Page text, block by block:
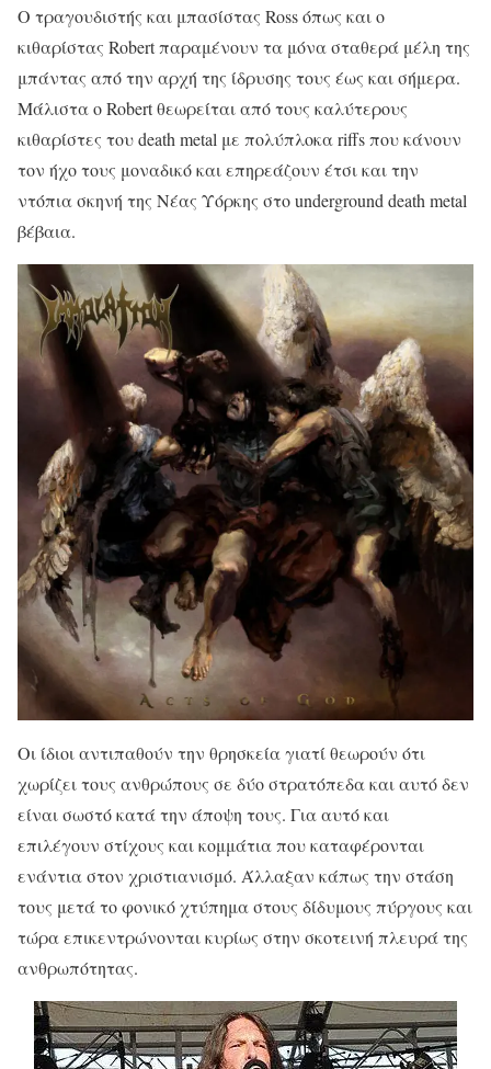
Ο τραγουδιστής και μπασίστας Ross όπως και ο
κιθαρίστας Robert παραμένουν τα μόνα σταθερά μέλη της
μπάντας από την αρχή της ίδρυσης τους έως και σήμερα.
Μάλιστα ο Robert θεωρείται από τους καλύτερους
κιθαρίστες του death metal με πολύπλοκα riffs που κάνουν
τον ήχο τους μοναδικό και επηρεάζουν έτσι και την
ντόπια σκηνή της Νέας Υόρκης στο underground death metal
βέβαια.
Οι ίδιοι αντιπαθούν την θρησκεία γιατί θεωρούν ότι
χωρίζει τους ανθρώπους σε δύο στρατόπεδα και αυτό δεν
είναι σωστό κατά την άποψη τους. Για αυτό και
επιλέγουν στίχους και κομμάτια που καταφέρονται
ενάντια στον χριστιανισμό. Άλλαξαν κάπως την στάση
τους μετά το φονικό χτύπημα στους δίδυμους πύργους και
τώρα επικεντρώνονται κυρίως στην σκοτεινή πλευρά της
ανθρωπότητας.